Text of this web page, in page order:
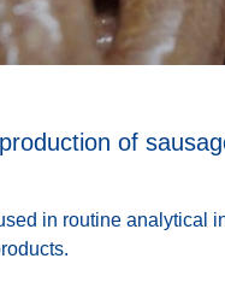
of
in routine analytical